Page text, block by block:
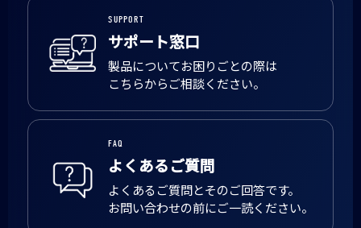
SUPPORT
サポート窓口
製品についてお困りごとの際は
こちらからご相談ください。
FAQ
よくあるご質問
よくあるご質問とそのご回答です。
お問い合わせの前にご一読ください。